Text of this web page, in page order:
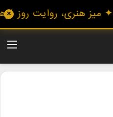
✕ میز هنری، روایت روز